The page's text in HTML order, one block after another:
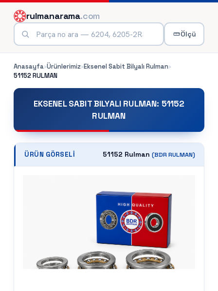
rulmanarama.com
Ölçü
Anasayfa›Ürünlerimiz›Eksenel Sabit Bilyalı Rulman›
51152RULMAN
EKSENEL SABIT BILYALI RULMAN: 51152
RULMAN
ÜRÜN GÖRSELI 51152 Rulman (BDRRULMAN)